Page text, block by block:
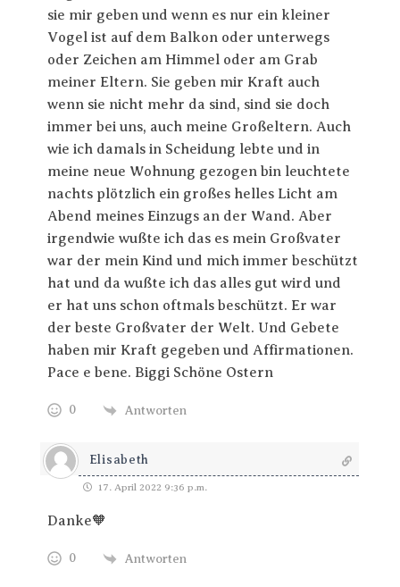
sie mir geben und wenn es nur ein kleiner
Vogel ist auf dem Balkon oder unterwegs
oder Zeichen am Himmel oder am Grab
meiner Eltern. Sie geben mir Kraft auch
wenn sie nicht mehr da sind, sind sie doch
immer bei uns, auch meine Großeltern. Auch
wie ich damals in Scheidung lebte und in
meine neue Wohnung gezogen bin leuchtete
nachts plötzlich ein großes helles Licht am
Abend meines Einzugs an der Wand. Aber
irgendwie wußte ich das es mein Großvater
war der mein Kind und mich immer beschützt
hat und da wußte ich das alles gut wird und
er hat uns schon oftmals beschützt. Er war
der beste Großvater der Welt. Und Gebete
haben mir Kraft gegeben und Affirmationen.
Pace e bene. Biggi Schöne Ostern
0 Antworten
Elisabeth
17. April 2022 9:36 p.m.
Danke🧡
0 Antworten